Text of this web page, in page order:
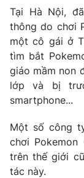
Hậu trường
Nhân vật
Khán giả
Giải sao mai
Giải trí
Điện ảnh
Âm nhạc
Sao
Đời sống
Du lịch
Làm đẹp
Giáo dục
Tuyển sinh
Học trực tuyến
Hitech Công
Sản phẩm
Giao lưu trực
Tại Hà Nội,
thông do chơi
một cô gái ở
tìm bắt
giáo mầm non
lớp và bị
smartphone...
Một số công
chơi
trên thế giới
tác này.